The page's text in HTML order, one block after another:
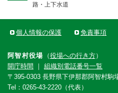
路・上下水道
個人情報の保護 免責事項
阿智村役場 （役場への行き方）
開庁時間 ｜ 組織別電話番号一覧
〒395-0303 長野県下伊那郡阿智村駒
Tel：0265-43-2220（代表）